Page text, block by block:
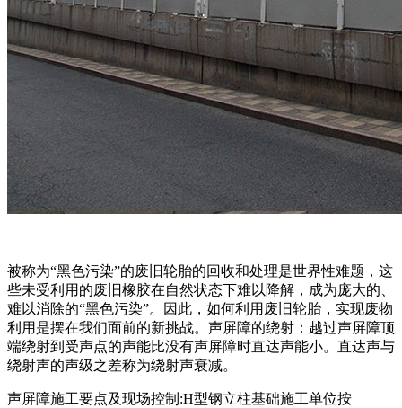
被称为“黑色污染”的废旧轮胎的回收和处理是世界性难题，这
些未受利用的废旧橡胶在自然状态下难以降解，成为庞大的、
难以消除的“黑色污染”。因此，如何利用废旧轮胎，实现废物
利用是摆在我们面前的新挑战。声屏障的绕射：越过声屏障顶
端绕射到受声点的声能比没有声屏障时直达声能小。直达声与
绕射声的声级之差称为绕射声衰减。
声屏障施工要点及现场控制:H型钢立柱基础施工单位按